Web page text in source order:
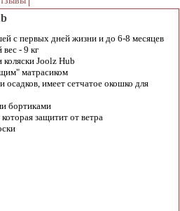
с первых дней жизни и до 6-8 месяцев
- 9 кг
коляски Joolz Hub
матрасиком
осадков, имеет сетчатое окошко для
бортиками
защитит от ветра